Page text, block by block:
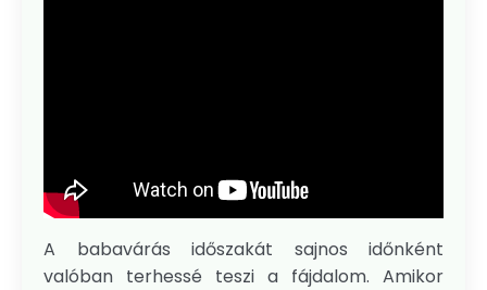
A babavárás időszakát sajnos időnként
valóban terhessé teszi a fájdalom. Amikor